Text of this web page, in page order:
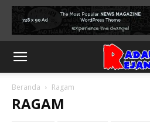
Beranda Ragam
RAGAM